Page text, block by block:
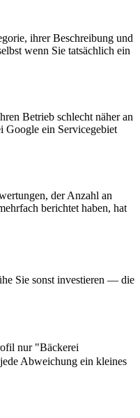
ihrer Beschreibung und
wenn Sie tatsächlich ein
Betrieb schlecht näher an
Google ein Servicegebiet
der Anzahl an
berichtet haben, hat
Sie sonst investieren — die
nur "Bäckerei
Abweichung ein kleines